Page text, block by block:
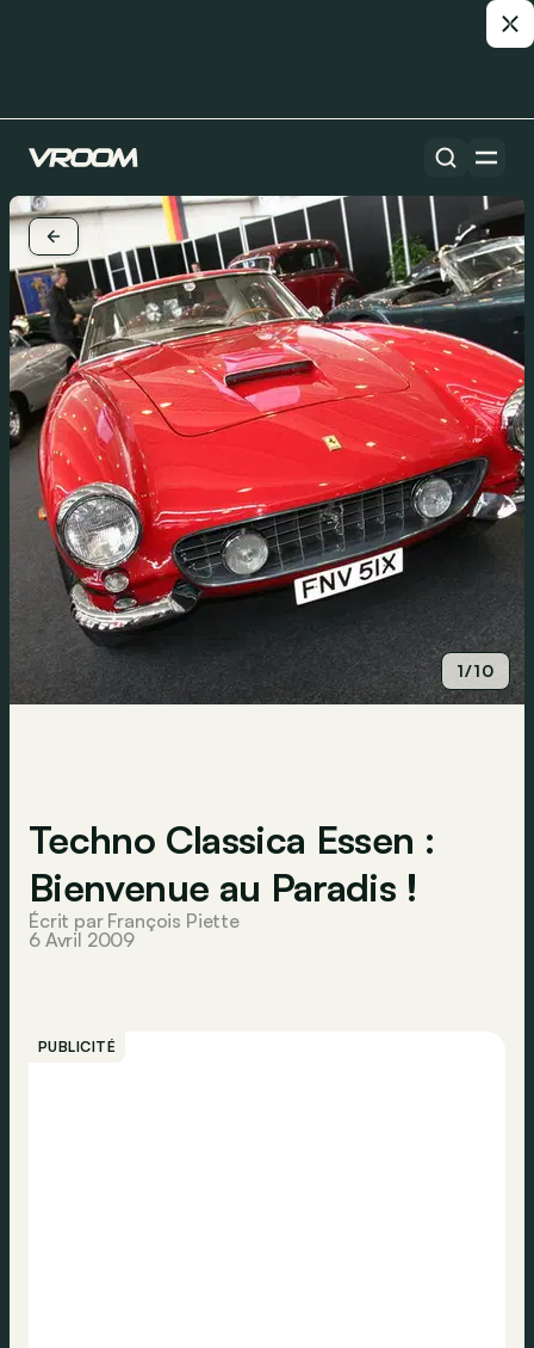
1/10
Techno Classica Essen :
Bienvenue au Paradis !
Écrit par François Piette
6 Avril 2009
PUBLICITÉ